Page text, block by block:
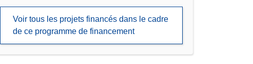
Voir tous les projets financés dans le cadre
de ce programme de financement